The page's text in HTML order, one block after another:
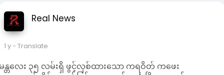
Real News
1 y- Translate
န္တလေး ၃၅ လမ်းရှိ ဖွင့်လှစ်ထားသော ကရဝိတ် ကဖေး